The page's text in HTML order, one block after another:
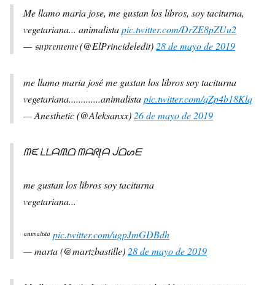
Me llamo maria jose, me gustan los libros, soy taciturna,
vegetariana... animalistapic.twitter.com/DrZE8pZUu2
— 𝔰𝔲𝔭𝔯𝔢𝔪𝔢𝔪𝔢 (@ElPrincideledit)28 de mayo de 2019
me llamo maria josé me gustan los libros soy taciturna
vegetariana.............animalistapic.twitter.com/qZp4b18Klq
— Anesthetic (@Aleksanxx)26 de mayo de 2019
ᗰᙓ ᒪᒪᗩᙢᗝ ᗰᗩᖇĮᗩ ᒎᗝᔕᗴ
me gustan los libros soy taciturna
vegetariana...
ᵃⁿᶦᵐᵃˡᶦˢᵗᵃ pic.twitter.com/ugpJmGDBdh
— marta (@martzbastille)28 de mayo de 2019